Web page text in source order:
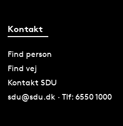
Kontakt
Find person
Find vej
Kontakt SDU
sdu@sdu.dk · Tlf: 6550 1000